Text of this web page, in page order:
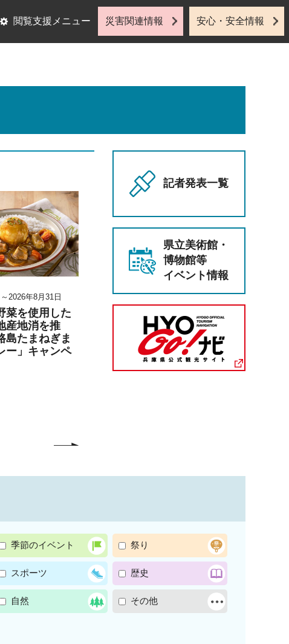
閲覧支援メニュー 災害関連情報 安心・安全情報
2026年8月31日
菜を使用した
産地消を推
島たまねぎま
ー」キャンペ
2026年8月8日 10時30分～2026年8
男女共同参画セミナー
「なぜ、『ジェンダー平
等』か」参加者募集
2026年6月27日
こども学芸
「夏のこど
（丹波篠山
記者発表一覧
県立美術館・
博物館等
イベント情報
季節のイベント 祭り
スポーツ 歴史
自然 その他